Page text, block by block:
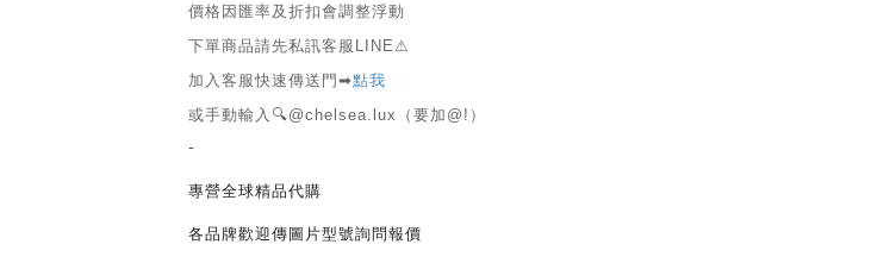
價格因匯率及折扣會調整浮動
下單商品請先私訊客服LINE⚠
加入客服快速傳送門➡點我
或手動輸入🔍@chelsea.lux（要加@!）
-
專營全球精品代購
各品牌歡迎傳圖片型號詢問報價